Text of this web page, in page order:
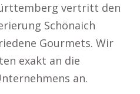
vertritt den
Schönaich
Gourmets. Wir
exakt an die
an.